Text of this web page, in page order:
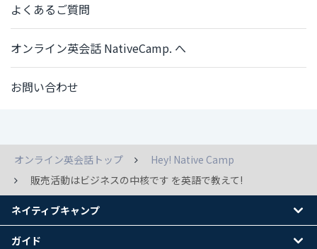
よくあるご質問
オンライン英会話 NativeCamp. へ
お問い合わせ
オンライン英会話トップ
Hey! Native Camp
販売活動はビジネスの中核です を英語で教えて!
ネイティブキャンプ
ガイド